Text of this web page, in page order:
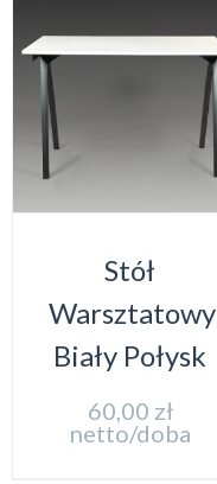
Stół
Warsztatowy
Biały Połysk
60,00 zł
netto/doba